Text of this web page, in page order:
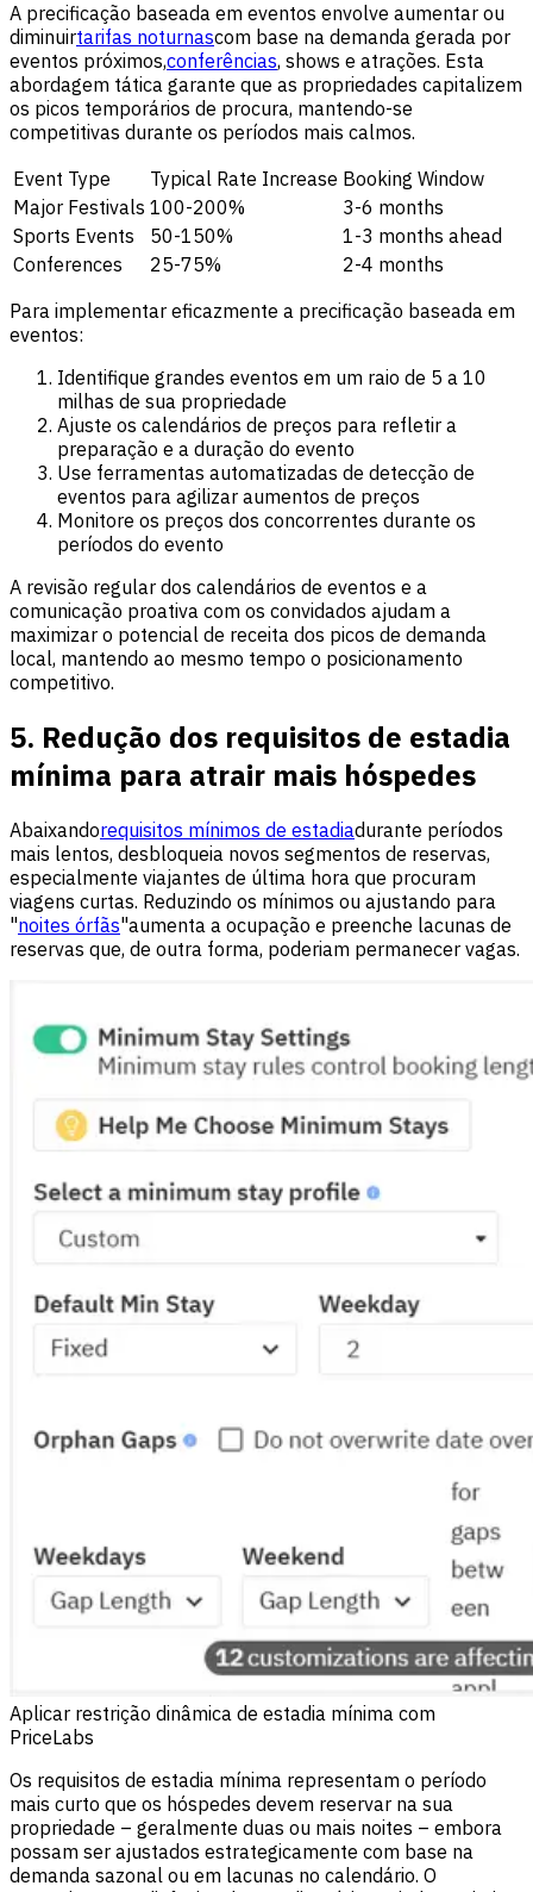
A precificação baseada em eventos envolve aumentar ou
diminuirtarifas noturnascom base na demanda gerada por
eventos próximos,conferências, shows e atrações. Esta
abordagem tática garante que as propriedades capitalizem
os picos temporários de procura, mantendo-se
competitivas durante os períodos mais calmos.
Event Type
Typical Rate Increase Booking Window
Major Festivals 100-200%
3-6 months
Sports Events
50-150%
1-3 months ahead
Conferences
25-75%
2-4 months
Para implementar eficazmente a precificação baseada em
eventos:
Identifique grandes eventos em um raio de 5 a 10
milhas de sua propriedade
Ajuste os calendários de preços para refletir a
preparação e a duração do evento
Use ferramentas automatizadas de detecção de
eventos para agilizar aumentos de preços
Monitore os preços dos concorrentes durante os
períodos do evento
A revisão regular dos calendários de eventos e a
comunicação proativa com os convidados ajudam a
maximizar o potencial de receita dos picos de demanda
local, mantendo ao mesmo tempo o posicionamento
competitivo.
5. Redução dos requisitos de estadia
mínima para atrair mais hóspedes
Abaixandorequisitos mínimos de estadiadurante períodos
mais lentos, desbloqueia novos segmentos de reservas,
especialmente viajantes de última hora que procuram
viagens curtas. Reduzindo os mínimos ou ajustando para
"noites órfãs"aumenta a ocupação e preenche lacunas de
reservas que, de outra forma, poderiam permanecer vagas.
Aplicar restrição dinâmica de estadia mínima com
PriceLabs
Os requisitos de estadia mínima representam o período
mais curto que os hóspedes devem reservar na sua
propriedade – geralmente duas ou mais noites – embora
possam ser ajustados estrategicamente com base na
demanda sazonal ou em lacunas no calendário. O